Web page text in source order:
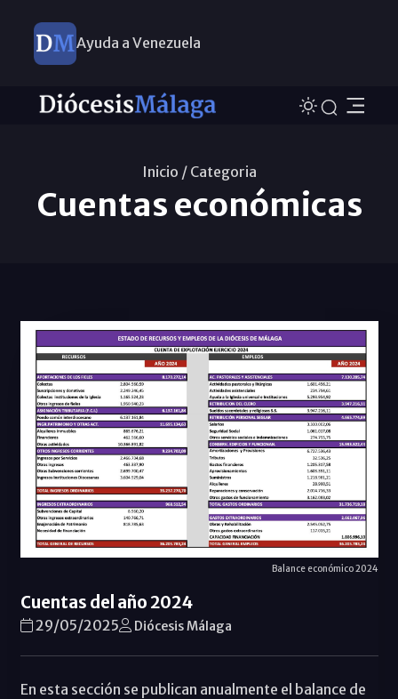
Ayuda a Venezuela
Inicio / Categoria
Cuentas económicas
Balance económico 2024
Cuentas del año 2024
29/05/2025 Diócesis Málaga
En esta sección se publican anualmente el balance de